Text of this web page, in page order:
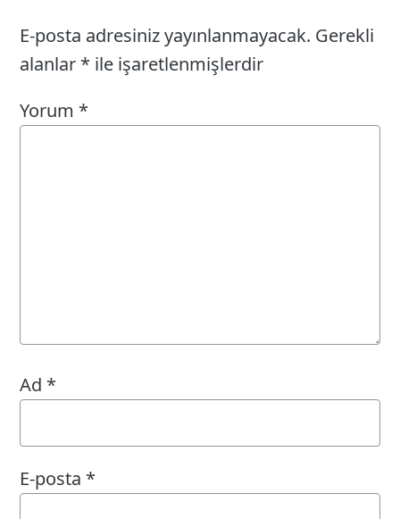
E-posta adresiniz yayınlanmayacak. Gerekli
alanlar * ile işaretlenmişlerdir
Yorum *
Ad *
E-posta *